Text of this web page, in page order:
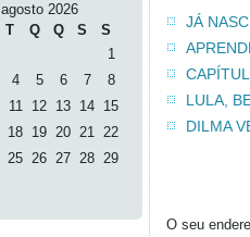
agosto 2026
T Q Q S
S
1
4 5 6 7
8
11 12 13 14 15
18 19 20 21 22
25 26 27 28 29
JÁ
LULA,
DILMA
O seu